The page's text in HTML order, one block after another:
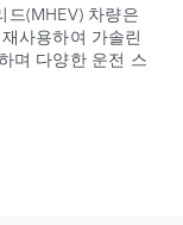
(MHEV) 차량은
사용하여 가솔린
며 다양한 운전 스